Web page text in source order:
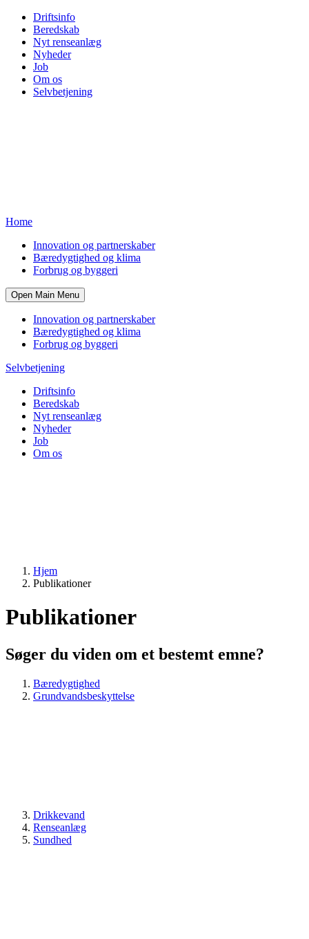
Driftsinfo
Beredskab
Nyt renseanlæg
Nyheder
Job
Om os
Selvbetjening
Home
Innovation og partnerskaber
Bæredygtighed og klima
Forbrug og byggeri
Open Main Menu
Innovation og partnerskaber
Bæredygtighed og klima
Forbrug og byggeri
Selvbetjening
Driftsinfo
Beredskab
Nyt renseanlæg
Nyheder
Job
Om os
Hjem
Publikationer
Publikationer
Søger du viden om et bestemt emne?
Bæredygtighed
Grundvandsbeskyttelse
Drikkevand
Renseanlæg
Sundhed